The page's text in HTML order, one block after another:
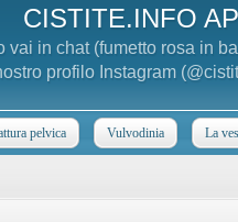
CISTITE.INFO
in chat (fumetto rosa in
profilo Instagram
pelvica Vulvodinia La